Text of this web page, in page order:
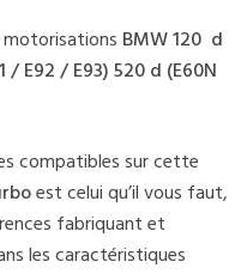
BMW 120 d
/ E92 / E93) 520 d (E60N
compatibles sur cette
est celui qu’il vous faut,
fabriquant et
les caractéristiques